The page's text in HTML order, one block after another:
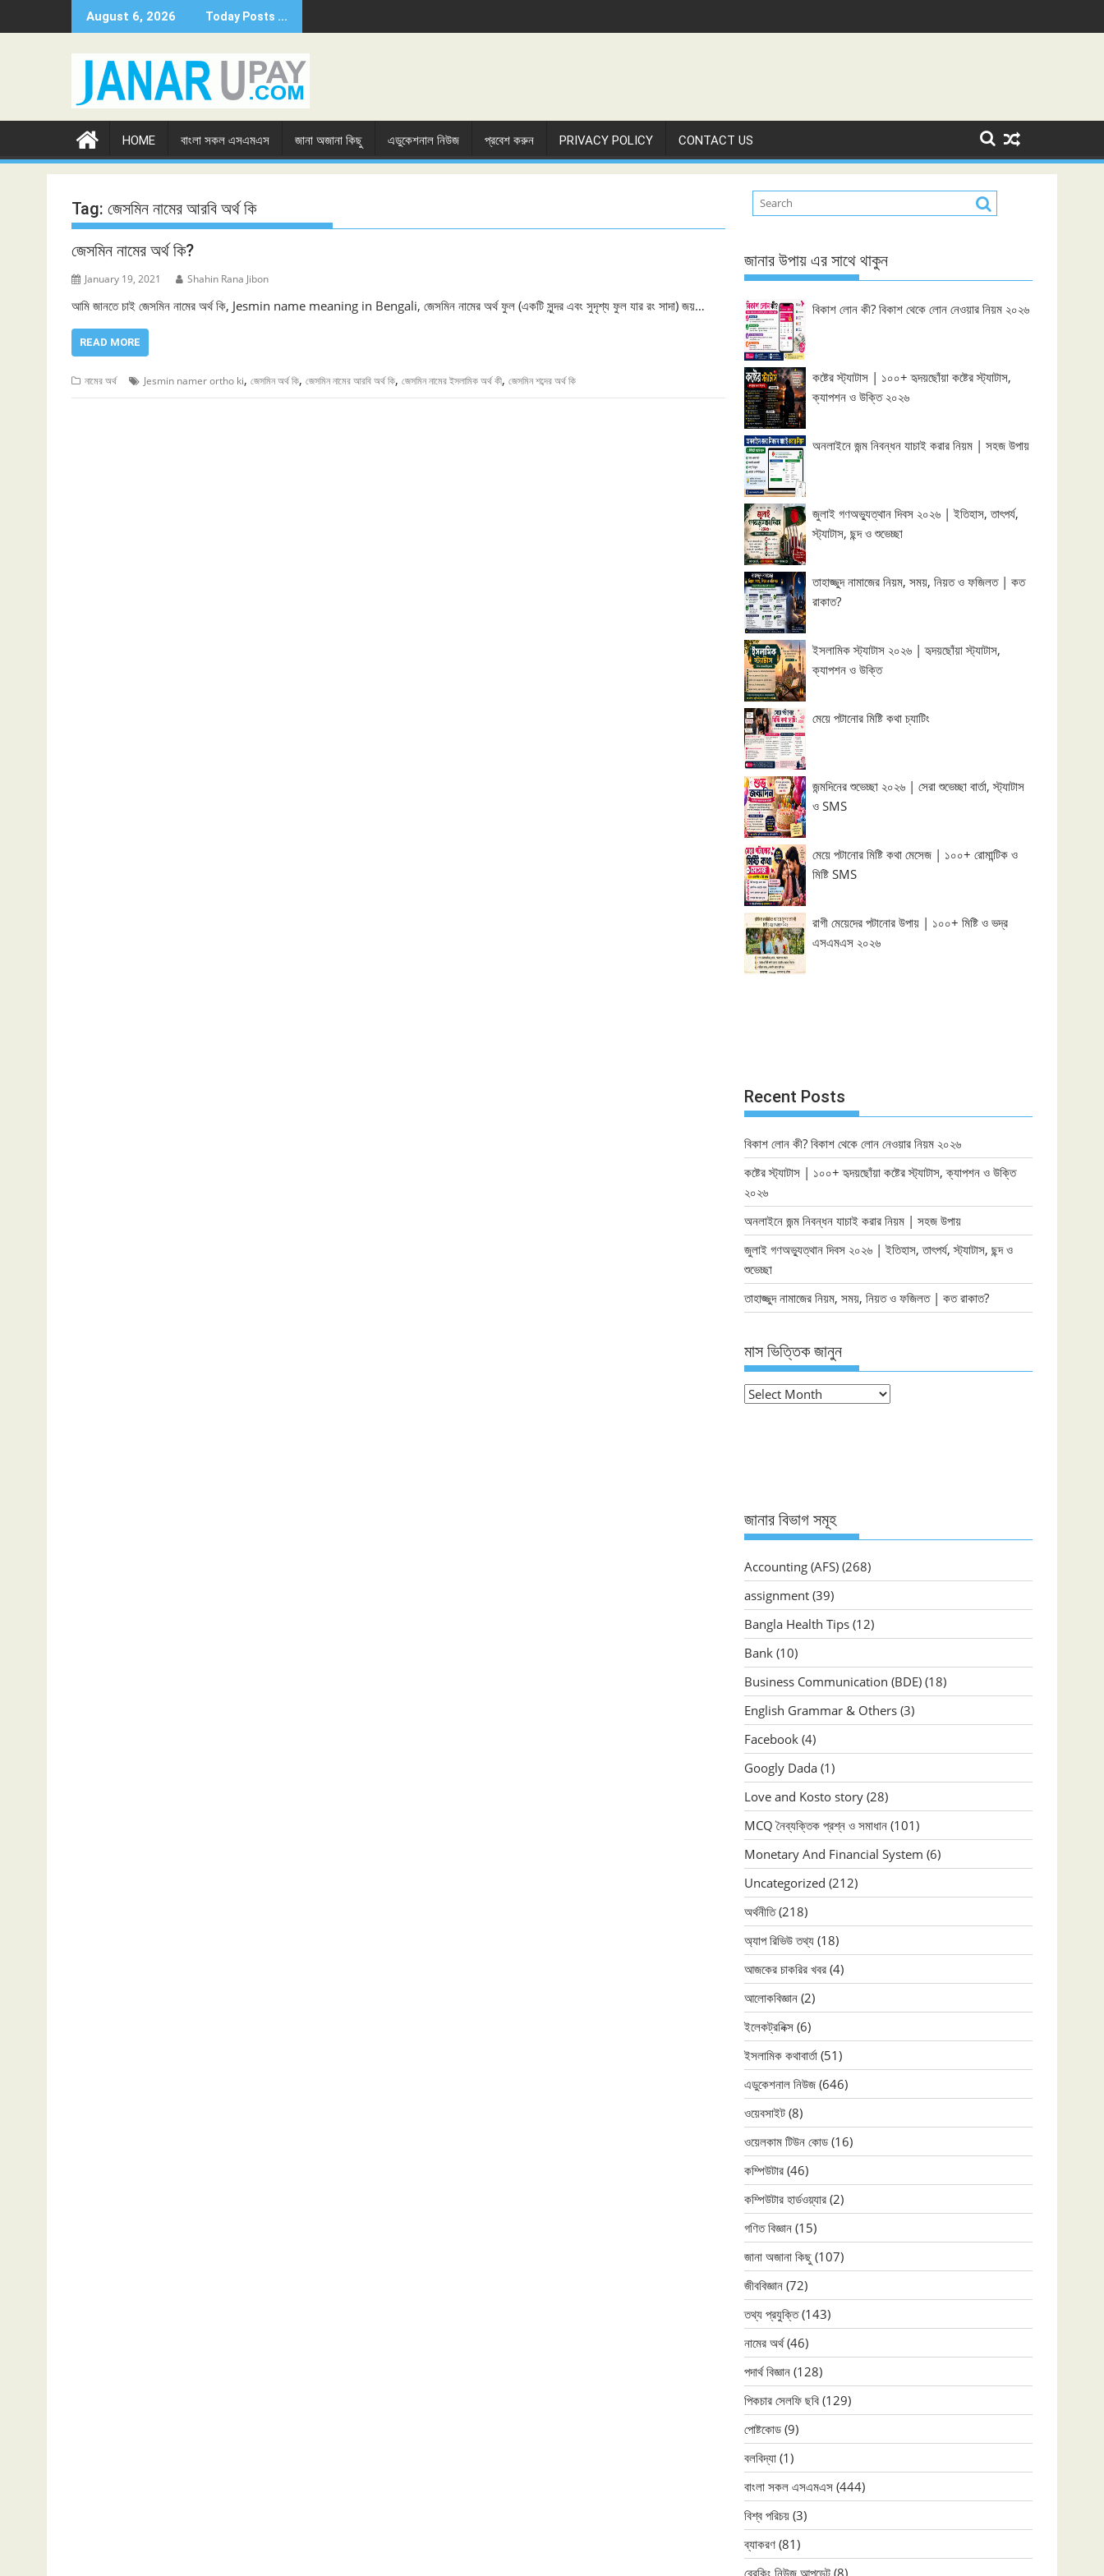
to
August 6, 2026 Today Posts ...
HOME বাংলা সকল এসএমএস জানা অজানা কিছু এডুকেশনাল নিউজ প্রবেশ করুন PRIVACY POLICY CONTACT US
Tag: জেসমিন নামের আরবি অর্থ কি
জেসমিন নামের অর্থ কি?
January 19, 2021 Shahin Rana Jibon
আমি জানতে চাই জেসমিন নামের অর্থ কি, Jesmin name meaning in Bengali, জেসমিন নামের অর্থ ফুল (একটি সুন্দর এবং সুদৃশ্য ফুল যার রং সাদা) জয়…
READ MORE
নামের অর্থ Jesmin namer ortho ki, জেসমিন অর্থ কি, জেসমিন নামের আরবি অর্থ কি, জেসমিন নামের ইসলামিক অর্থ কী, জেসমিন শব্দের অর্থ কি
জানার উপায় এর সাথে থাকুন
বিকাশ লোন কী? বিকাশ থেকে লোন নেওয়ার নিয়ম ২০২৬
কষ্টের স্ট্যাটাস | ১০০+ হৃদয়ছোঁয়া কষ্টের স্ট্যাটাস,
ক্যাপশন ও উক্তি ২০২৬
অনলাইনে জন্ম নিবন্ধন যাচাই করার নিয়ম | সহজ উপায়
জুলাই গণঅভ্যুত্থান দিবস ২০২৬ | ইতিহাস, তাৎপর্য,
স্ট্যাটাস, ছন্দ ও শুভেচ্ছা
তাহাজ্জুদ নামাজের নিয়ম, সময়, নিয়ত ও ফজিলত | কত
রাকাত?
ইসলামিক স্ট্যাটাস ২০২৬ | হৃদয়ছোঁয়া স্ট্যাটাস,
ক্যাপশন ও উক্তি
মেয়ে পটানোর মিষ্টি কথা চ্যাটিং
জন্মদিনের শুভেচ্ছা ২০২৬ | সেরা শুভেচ্ছা বার্তা, স্ট্যাটাস
ও SMS
মেয়ে পটানোর মিষ্টি কথা মেসেজ | ১০০+ রোমান্টিক ও
মিষ্টি SMS
রাগী মেয়েদের পটানোর উপায় | ১০০+ মিষ্টি ও ভদ্র
এসএমএস ২০২৬
Recent Posts
বিকাশ লোন কী? বিকাশ থেকে লোন নেওয়ার নিয়ম ২০২৬
কষ্টের স্ট্যাটাস | ১০০+ হৃদয়ছোঁয়া কষ্টের স্ট্যাটাস, ক্যাপশন ও উক্তি
২০২৬
অনলাইনে জন্ম নিবন্ধন যাচাই করার নিয়ম | সহজ উপায়
জুলাই গণঅভ্যুত্থান দিবস ২০২৬ | ইতিহাস, তাৎপর্য, স্ট্যাটাস, ছন্দ ও
শুভেচ্ছা
তাহাজ্জুদ নামাজের নিয়ম, সময়, নিয়ত ও ফজিলত | কত রাকাত?
মাস ভিত্তিক জানুন
মাস
জানার বিভাগ সমূহ
Accounting (AFS) (268)
assignment (39)
Bangla Health Tips (12)
Bank (10)
Business Communication (BDE) (18)
English Grammar & Others (3)
Facebook (4)
Googly Dada (1)
Love and Kosto story (28)
MCQ নৈব্যক্তিক প্রশ্ন ও সমাধান (101)
Monetary And Financial System (6)
Uncategorized (212)
অর্থনীতি(218)
অ্যাপ রিভিউ তথ্য (18)
আজকের চাকরির খবর (4)
আলোকবিজ্ঞান (2)
ইলেকট্রনিক্স (6)
ইসলামিক কথাবার্তা (51)
এডুকেশনাল নিউজ (646)
ওয়েবসাইট (8)
ওয়েলকাম টিউন কোড (16)
কম্পিউটার (46)
কম্পিউটার হার্ডওয়্যার (2)
গণিত বিজ্ঞান (15)
জানা অজানা কিছু (107)
জীববিজ্ঞান (72)
তথ্য প্রযুক্তি(143)
নামের অর্থ(46)
পদার্থ বিজ্ঞান (128)
পিকচার সেলফি ছবি (129)
পোষ্টকোড (9)
বলবিদ্যা (1)
বাংলা সকল এসএমএস (444)
বিশ্ব পরিচয় (3)
ব্যাকরণ (81)
ব্রেকিং নিউজ আপডেট (8)